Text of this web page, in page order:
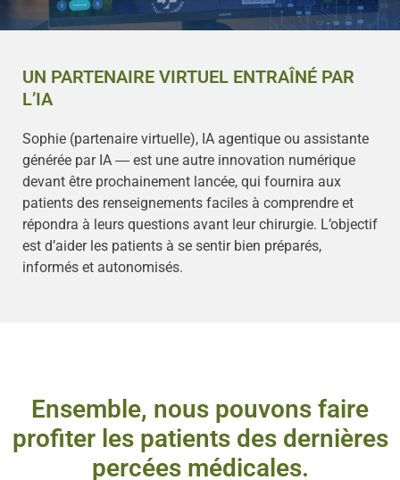
UN PARTENAIRE VIRTUEL ENTRAÎNÉ PAR
L’IA
Sophie (partenaire virtuelle), IA agentique ou assistante
générée par IA ― est une autre innovation numérique
devant être prochainement lancée, qui fournira aux
patients des renseignements faciles à comprendre et
répondra à leurs questions avant leur chirurgie. L’objectif
est d’aider les patients à se sentir bien préparés,
informés et autonomisés.
Ensemble, nous pouvons faire
profiter les patients des dernières
percées médicales.